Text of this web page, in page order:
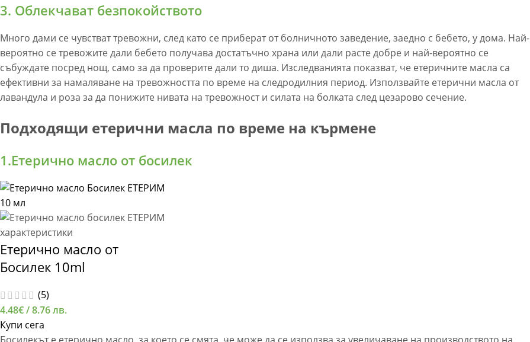
3. Облекчават безпокойството
Много дами се чувстват тревожни, след като се приберат от болничното заведение, заедно с бебето, у дома. Най-
вероятно се тревожите дали бебето получава достатъчно храна или дали расте добре и най-вероятно се
събуждате посред нощ, само за да проверите дали то диша. Изследванията показват, че етеричните масла са
ефективни за намаляване на тревожността по време на следродилния период. Използвайте етерични масла от
лавандула и роза за да понижите нивата на тревожност и силата на болката след цезарово сечение.
Подходящи етерични масла по време на кърмене
1.Етерично масло от босилек
Етерично масло от
Босилек 10ml
(5)
4.48€/ 8.76 лв.
Купи сега